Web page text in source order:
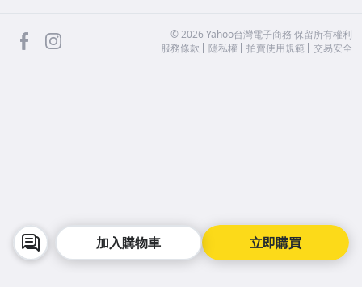
立即購買
加入購物車
facebook ©2026 Yahoo台灣電子商務 保留所有權利
服務條款
隱私權 拍賣使用規範 交易安全